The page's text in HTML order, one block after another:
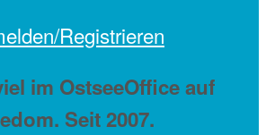
Registrieren
im OstseeOffice auf
Seit 2007.